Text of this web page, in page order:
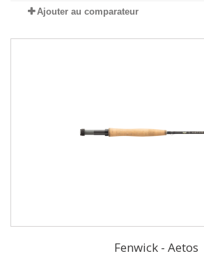
Ajouter au comparateur
Fenwick - Aetos